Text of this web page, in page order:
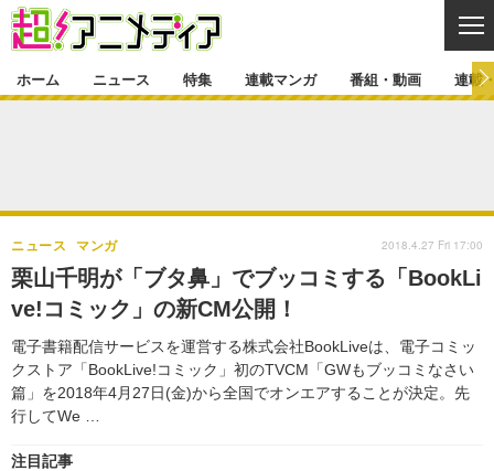
ゲーム・アプリ マンガ
グッズ
声優 コスプレ
舞台 新帝スタ
特集一覧 カバー
ラキりす
連載マンガ
連載マンガ一覧 連載一覧
番組・動画
番組・動画一覧
動画
連載・ブログ
連載・ブログ一覧 コラム
編集部ブログ・お知らせ
ホーム ニュース 特集 連載マンガ 番組・動画 連載
栗山千明が「ブタ鼻」でブッコミする「BookLi
ve!コミック」の新CM公開！
電子書籍配信サービスを運営する株式会社BookLiveは、電子コミッ
クストア「BookLive!コミック」初のTVCM「GWもブッコミなさい
篇」を2018年4月27日(金)から全国でオンエアすることが決定。先
行してWe …
ニュース マンガ
注目記事
2018.4.27 Fri 17:00